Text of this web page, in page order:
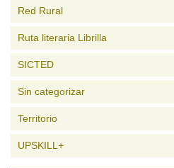
Red Rural
Ruta literaria Librilla
SICTED
Sin categorizar
Territorio
UPSKILL+